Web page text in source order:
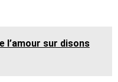
l’amour sur disons